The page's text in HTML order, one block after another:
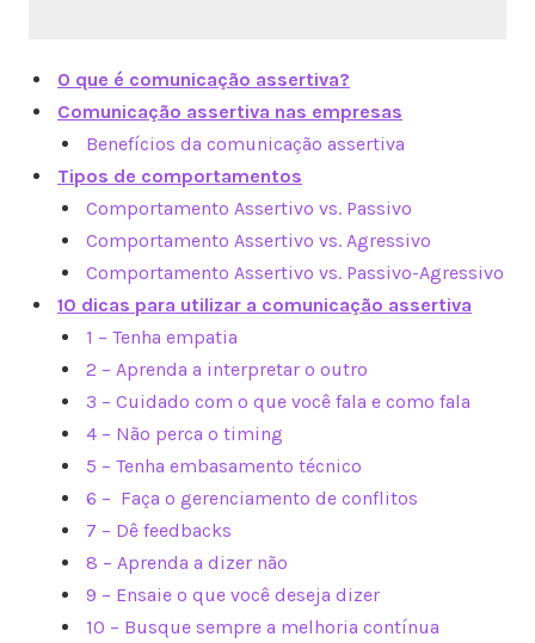
O que é comunicação assertiva?
Comunicação assertiva nas empresas
Benefícios da comunicação assertiva
Tipos de comportamentos
Comportamento Assertivo vs. Passivo
Comportamento Assertivo vs. Agressivo
Comportamento Assertivo vs. Passivo-Agressivo
10 dicas para utilizar a comunicação assertiva
1 – Tenha empatia
2 – Aprenda a interpretar o outro
3 – Cuidado com o que você fala e como fala
4 – Não perca o timing
5 – Tenha embasamento técnico
6 – Faça o gerenciamento de conflitos
7 – Dê feedbacks
8 – Aprenda a dizer não
9 – Ensaie o que você deseja dizer
10 – Busque sempre a melhoria contínua